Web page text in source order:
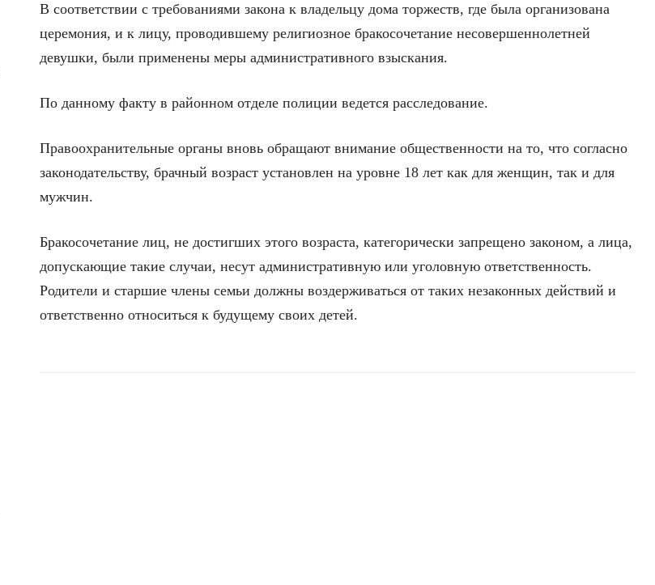
В соответствии с требованиями закона к владельцу дома торжеств, где была организована
церемония, и к лицу, проводившему религиозное бракосочетание несовершеннолетней
девушки, были применены меры административного взыскания.
По данному факту в районном отделе полиции ведется расследование.
Правоохранительные органы вновь обращают внимание общественности на то, что согласно
законодательству, брачный возраст установлен на уровне 18 лет как для женщин, так и для
мужчин.
Бракосочетание лиц, не достигших этого возраста, категорически запрещено законом, а лица,
допускающие такие случаи, несут административную или уголовную ответственность.
Родители и старшие члены семьи должны воздерживаться от таких незаконных действий и
ответственно относиться к будущему своих детей.